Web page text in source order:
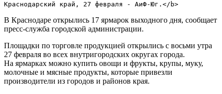
В Краснодаре открылись 17 ярмарок выходного дня, сообщает
пресс-служба городской администрации.
Площадки по торговле продукцией открылись с восьми утра
27 февраля во всех внутригородских округах города.
На ярмарках можно купить овощи и фрукты, крупы, муку,
молочные и мясные продукты, которые привезли
производители из городов и районов края.